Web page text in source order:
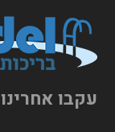
עקבו אחרינו